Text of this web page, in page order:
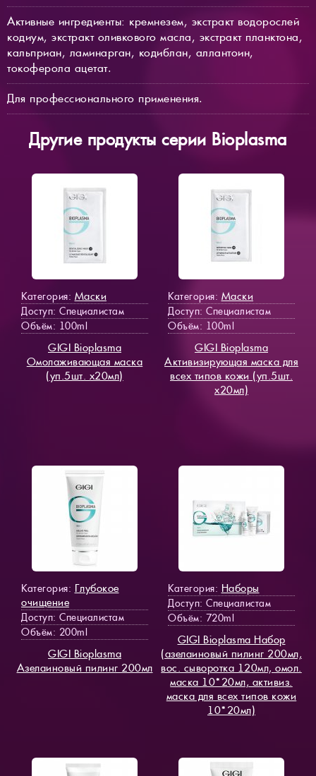
Активные ингредиенты: кремнезем, экстракт водорослей
кодиум, экстракт оливкового масла, экстракт планктона,
кальприан, ламинарган, кодиблан, аллантоин,
токоферола ацетат.
Для профессионального применения.
Другие продукты серии Bioplasma
Категория: Маски
Доступ: Специалистам
Объём: 100ml
GIGI Bioplasma
Омолаживающая маска
(уп.5шт. х20мл)
Категория: Маски
Доступ: Специалистам
Объём: 100ml
GIGI Bioplasma
Активизирующая маска для
всех типов кожи (уп.5шт.
х20мл)
Категория: Глубокое
очищение
Доступ: Специалистам
Объём: 200ml
GIGI Bioplasma
Азелаиновый пилинг 200мл
Категория: Наборы
Доступ: Специалистам
Объём: 720ml
GIGI Bioplasma Набор
(азелаиновый пилинг 200мл,
вос. сыворотка 120мл, омол.
маска 10*20мл, активиз.
маска для всех типов кожи
10*20мл)